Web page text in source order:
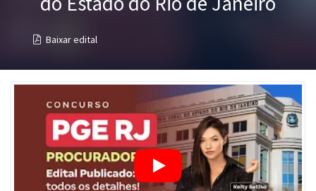
Questões grátis
Conteúdo gratuito
Aprovados
Baixar edital